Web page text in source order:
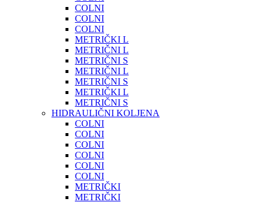
COLNI
COLNI
COLNI
METRIČKI L
METRIČNI L
METRIČNI S
METRIČNI L
METRIČNI S
METRIČKI L
METRIČNI S
HIDRAULIČNI KOLJENA
COLNI
COLNI
COLNI
COLNI
COLNI
COLNI
METRIČKI
METRIČKI